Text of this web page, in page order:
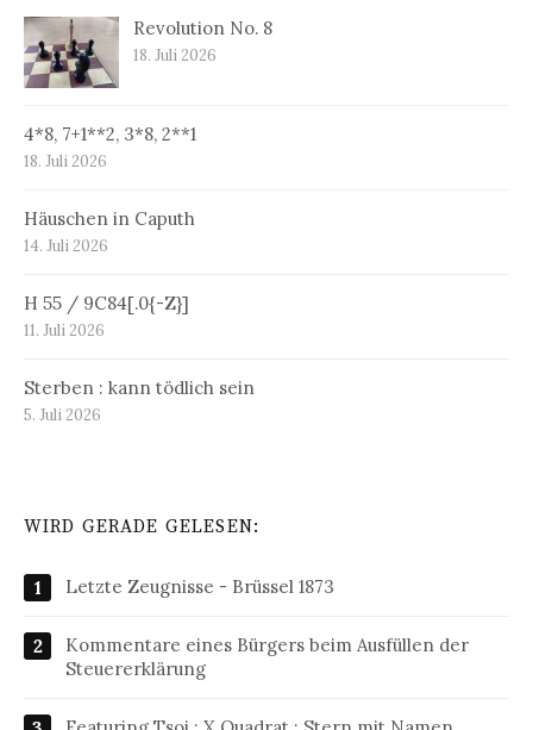
Revolution No. 8
18. Juli 2026
4*8, 7+1**2, 3*8, 2**1
18. Juli 2026
Häuschen in Caputh
14. Juli 2026
H 55 / 9C84[.0{-Z}]
11. Juli 2026
Sterben : kann tödlich sein
5. Juli 2026
WIRD GERADE GELESEN:
Letzte Zeugnisse - Brüssel 1873
Kommentare eines Bürgers beim Ausfüllen der
Steuererklärung